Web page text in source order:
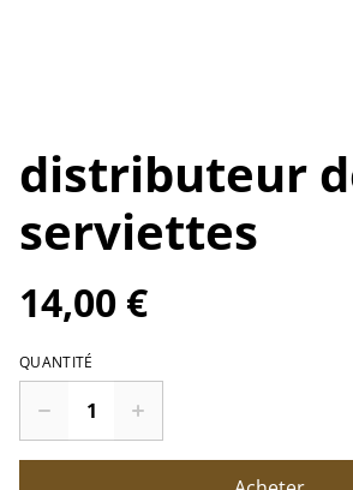
distributeur
serviettes
14,00 €
QUANTITÉ